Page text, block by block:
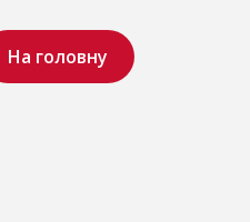
На головну